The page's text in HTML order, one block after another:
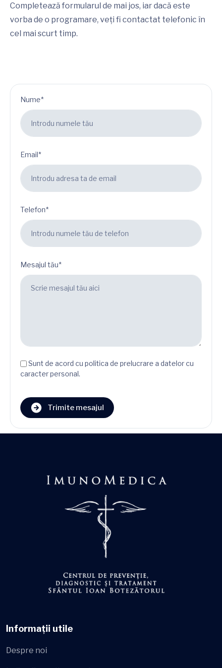
Completează formularul de mai jos, iar dacă este
vorba de o programare, veți fi contactat telefonic în
cel mai scurt timp.
Nume*
Email*
Telefon*
Mesajul tău*
Sunt de acord cu politica de prelucrare a datelor cu
caracter personal.
Trimite mesajul
Informații utile
Despre noi